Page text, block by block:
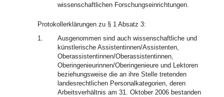
wissenschaftlichen Forschungseinrichtungen.
Protokollerklärungen zu § 1 Absatz 3:
1.
Ausgenommen sind auch wissenschaftliche und
künstlerische Assistentinnen/Assistenten,
Oberassistentinnen/Oberassistentinnen,
Oberingenieurinnen/Oberingenieure und Lektoren
beziehungsweise die an ihre Stelle tretenden
landesrechtlichen Personalkategorien, deren
Arbeitsverhältnis am 31. Oktober 2006 bestanden